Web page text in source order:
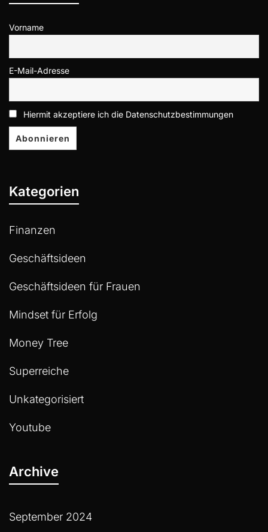
Vorname
E-Mail-Adresse
Hiermit akzeptiere ich die Datenschutzbestimmungen
Kategorien
Finanzen
Geschäftsideen
Geschäftsideen für Frauen
Mindset für Erfolg
Money Tree
Superreiche
Unkategorisiert
Youtube
Archive
September 2024